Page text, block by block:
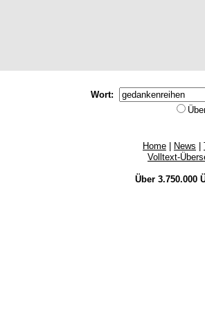
Wort:
Home News
Volltext-
Über 3.750.000